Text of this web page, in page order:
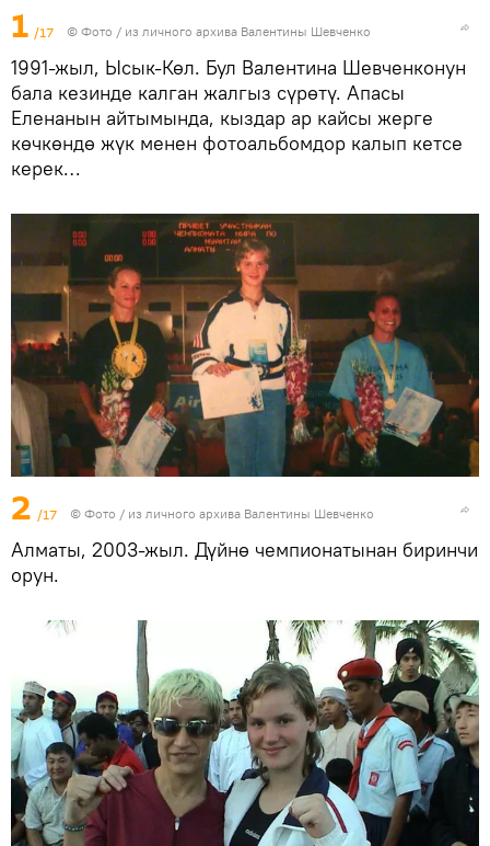
1 /17 © Фото / из личного архива Валентины Шевченко
1991-жыл, Ысык-Көл. Бул Валентина Шевченконун
бала кезинде калган жалгыз сүрөтү. Апасы
Еленанын айтымында, кыздар ар кайсы жерге
көчкөндө жүк менен фотоальбомдор калып кетсе
керек…
2 /17 © Фото / из личного архива Валентины Шевченко
Алматы, 2003-жыл. Дүйнө чемпионатынан биринчи
орун.